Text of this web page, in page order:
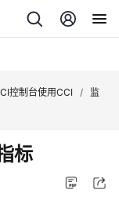
控制台使用CCI /
监
标